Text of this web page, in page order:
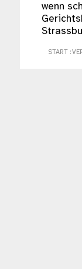
wenn
START :